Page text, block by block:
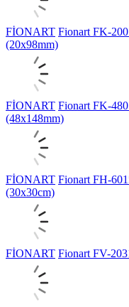
FİONART Fionart FK-
(20x98mm)
FİONART Fionart FK-
(48x148mm)
FİONART Fionart FH-
(30x30cm)
FİONART Fionart FV-